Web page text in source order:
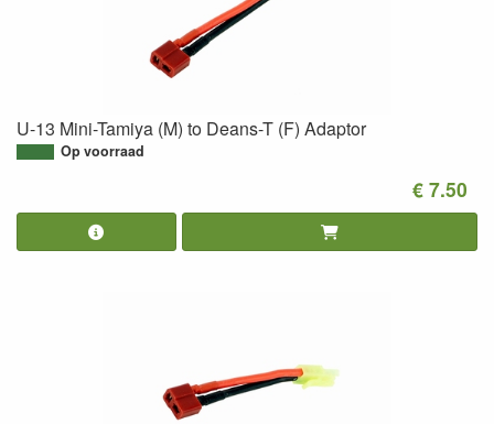
U-13 Mini-Tamiya (M) to Deans-T (F) Adaptor
Op voorraad
€ 7.50